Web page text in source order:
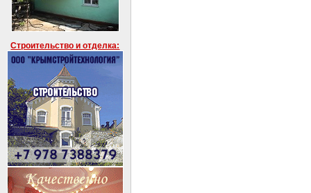
Строительство и отделка: